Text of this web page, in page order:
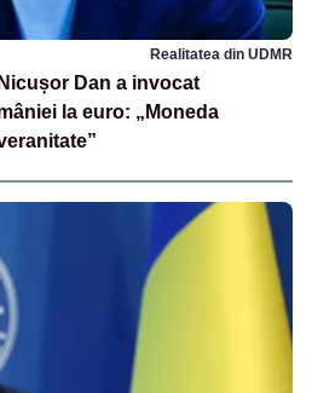
Realitatea din UDMR
Dan a invocat
la euro: „Moneda